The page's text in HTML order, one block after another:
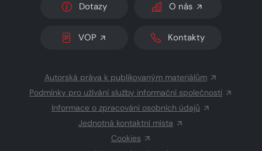
Dotazy O nás
VOP Kontakty
Autorská práva k publikovaným materiálům
Podmínky pro užívání služby informační společnosti
Informace o zpracování osobních údajů
Jednotná kontaktní místa
Cookies